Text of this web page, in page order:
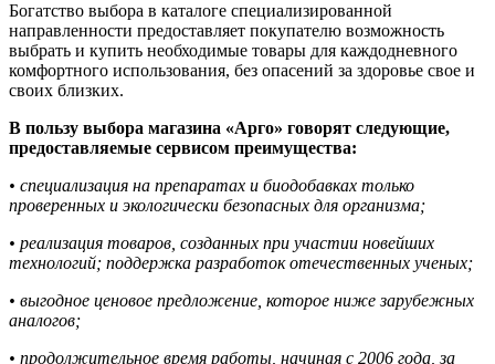
Богатство выбора в каталоге специализированной
направленности предоставляет покупателю возможность
выбрать и купить необходимые товары для каждодневного
комфортного использования, без опасений за здоровье свое и
своих близких.
В пользу выбора магазина «Арго» говорят следующие,
предоставляемые сервисом преимущества:
• специализация на препаратах и биодобавках только
проверенных и экологически безопасных для организма;
• реализация товаров, созданных при участии новейших
технологий; поддержка разработок отечественных ученых;
• выгодное ценовое предложение, которое ниже зарубежных
аналогов;
• продолжительное время работы, начиная с 2006 года, за